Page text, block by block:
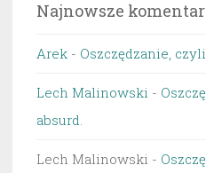
Najnowsze
Arek - Oszczędzanie,
Lech Malinowski -
absurd.
Lech Malinowski -